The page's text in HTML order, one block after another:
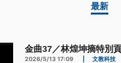
最新
金曲37／林煌坤摘特別
2026/5/13 17:09 文教科技